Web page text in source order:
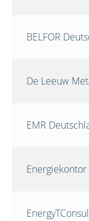
BELFOR
De Leeuw
EMR
Energiekontor